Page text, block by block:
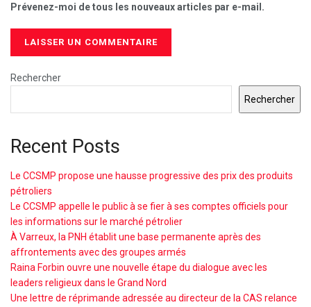
Prévenez-moi de tous les nouveaux articles par e-mail.
Rechercher
Rechercher
Recent Posts
Le CCSMP propose une hausse progressive des prix des produits
pétroliers
Le CCSMP appelle le public à se fier à ses comptes officiels pour
les informations sur le marché pétrolier
À Varreux, la PNH établit une base permanente après des
affrontements avec des groupes armés
Raina Forbin ouvre une nouvelle étape du dialogue avec les
leaders religieux dans le Grand Nord
Une lettre de réprimande adressée au directeur de la CAS relance